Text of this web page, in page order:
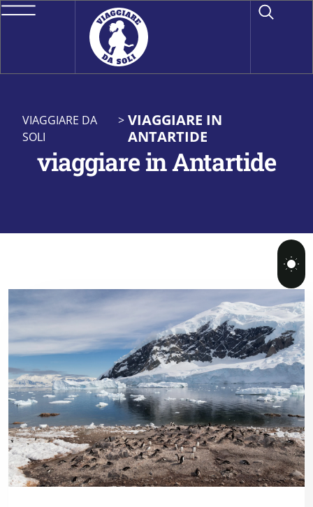
VIAGGIARE DA
SOLI
> VIAGGIARE IN
ANTARTIDE
viaggiare in Antartide